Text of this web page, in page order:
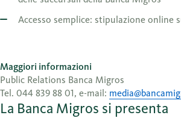
Accesso semplice: stipulazione online
Maggiori informazioni
Public Relations Banca Migros
Tel. 044 839 88 01, e-mail:
La Banca Migros si presenta